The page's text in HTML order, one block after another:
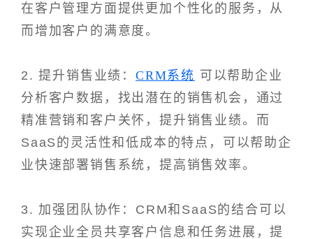
在客户管理方面提供更加个性化的服务，从
而增加客户的满意度。
2. 提升销售业绩： CRM系统 可以帮助企业
分析客户数据，找出潜在的销售机会，通过
精准营销和客户关怀，提升销售业绩。而
SaaS的灵活性和低成本的特点，可以帮助企
业快速部署销售系统，提高销售效率。
3. 加强团队协作：CRM和SaaS的结合可以
实现企业全员共享客户信息和任务进展，提